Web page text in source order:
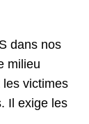
dans nos
milieu
victimes
Il exige les